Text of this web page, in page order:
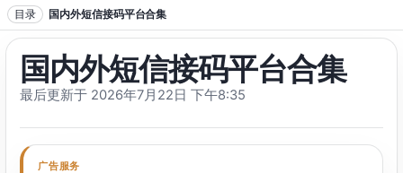
跳转到正文
目录 国内外短信接码平台合集
国内外短信接码平台合集
最后更新于 2026年7月22日 下午8:35
广告服务